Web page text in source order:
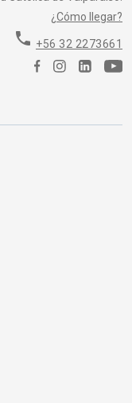
¿Cómo llegar?
phone +56 32 2273661